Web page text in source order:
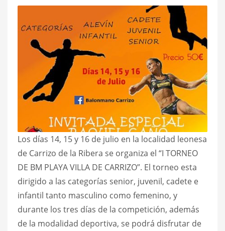
Los días 14, 15 y 16 de julio en la localidad leonesa
de Carrizo de la Ribera se organiza el “I TORNEO
DE BM PLAYA VILLA DE CARRIZO”. El torneo esta
dirigido a las categorías senior, juvenil, cadete e
infantil tanto masculino como femenino, y
durante los tres días de la competición, además
de la modalidad deportiva, se podrá disfrutar de